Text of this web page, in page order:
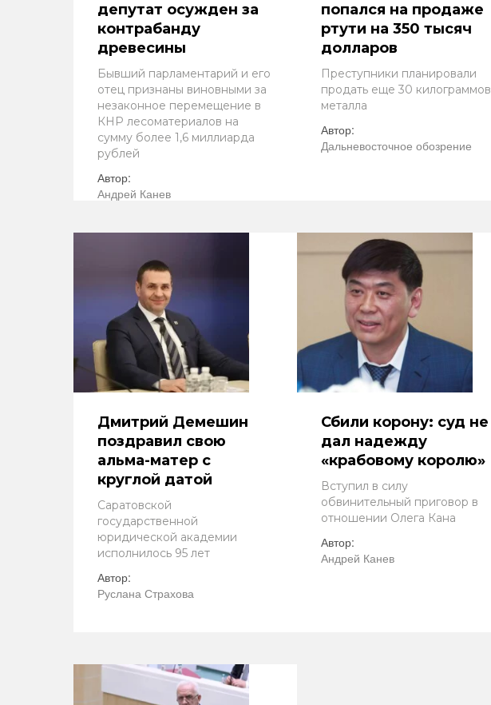
депутат осужден за
контрабанду
древесины
Бывший парламентарий и его
отец признаны виновными за
незаконное перемещение в
КНР лесоматериалов на
сумму более 1,6 миллиарда
рублей
Автор:
Андрей Канев
попался на продаже
ртути на 350 тысяч
долларов
Преступники планировали
продать еще 30 килограммов
металла
Автор:
Дальневосточное обозрение
Дмитрий Демешин
поздравил свою
альма-матер с
круглой датой
Саратовской
государственной
юридической академии
исполнилось 95 лет
Автор:
Руслана Страхова
Сбили корону: суд не
дал надежду
«крабовому королю»
Вступил в силу
обвинительный приговор в
отношении Олега Кана
Автор:
Андрей Канев